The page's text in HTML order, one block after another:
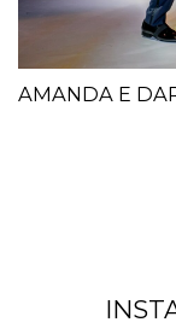
AMANDA E